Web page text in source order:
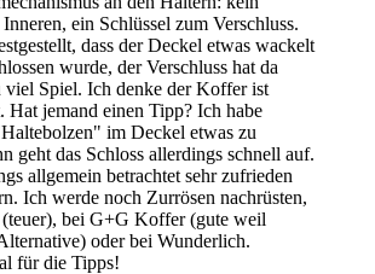
ein Schlüssel zum Verschluss.
dass der Deckel etwas wackelt
wurde, der Verschluss hat da
viel Spiel. Ich denke der Koffer ist
Hat jemand einen Tipp? Ich habe
im Deckel etwas zu
geht das Schloss allerdings schnell auf.
allgemein betrachtet sehr zufrieden
Ich werde noch Zurrösen nachrüsten,
bei G+G Koffer (gute weil
oder bei Wunderlich.
für die Tipps!